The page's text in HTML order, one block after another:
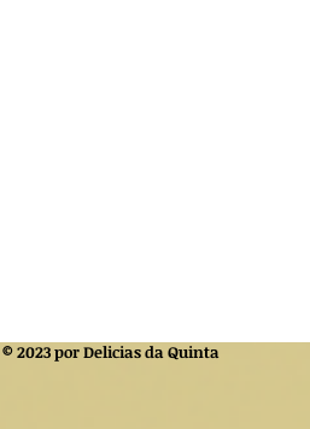
© 2023 por Delicias da Quinta